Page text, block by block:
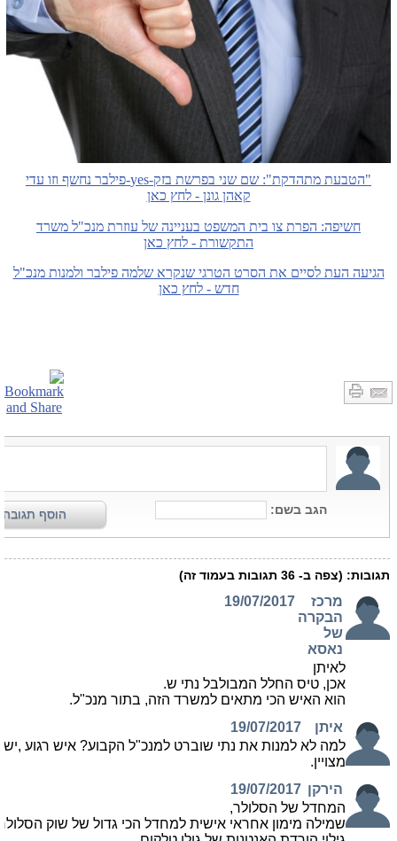
"הטבעת מתהדקת": שם שני בפרשת בזק-yes-פילבר נחשף וזו עדי
קאהן גונן - לחץ כאן
חשיפה: הפרת צו בית המשפט בעניינה של עוזרת מנכ"ל משרד
התקשורת - לחץ כאן
הגיעה העת לסיים את הסרט הטרגי שנקרא שלמה פילבר ולמנות מנכ"ל
חדש - לחץ כאן